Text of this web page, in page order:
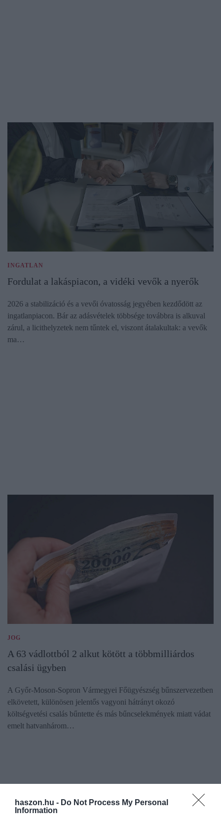
haszon.hu - Do Not Process My Personal
Information
INGATLAN
Fordulat a lakáspiacon, a vidéki vevők a nyerők
2026 a stabilizáció és a vevői óvatosság jegyében kezdődött az
ingatlanpiacon. Bár az adásvételek többsége továbbra is alkuval
zárul, a licithelyzetek nem tűntek el, viszont átalakultak: a vevők
ma…
JOG
A 63 vádlottból 2 alkut kötött a többmilliárdos
csalási ügyben
A Győr-Moson-Sopron Vármegyei Főügyészség bűnszervezetben
elkövetett, különösen jelentős vagyoni hátrányt okozó
költségvetési csalás bűntette és más bűncselekmények miatt vádat
emelt hatvanhárom…